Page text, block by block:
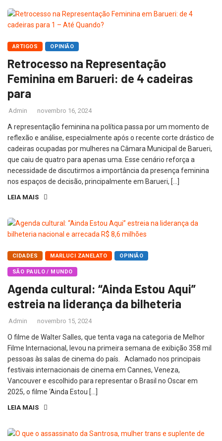
ARTIGOS OPINIÃO
Retrocesso na Representação
Feminina em Barueri: de 4 cadeiras
para
Admin novembro 16, 2024
A representação feminina na política passa por um momento de
reflexão e análise, especialmente após o recente corte drástico de
cadeiras ocupadas por mulheres na Câmara Municipal de Barueri,
que caiu de quatro para apenas uma. Esse cenário reforça a
necessidade de discutirmos a importância da presença feminina
nos espaços de decisão, principalmente em Barueri, […]
LEIA MAIS
CIDADES MARLUCI ZANELATO OPINIÃO
SÃO PAULO / MUNDO
Agenda cultural: “Ainda Estou Aqui”
estreia na liderança da bilheteria
Admin novembro 15, 2024
O filme de Walter Salles, que tenta vaga na categoria de Melhor
Filme Internacional, levou na primeira semana de exibição 358 mil
pessoas às salas de cinema do país. Aclamado nos principais
festivais internacionais de cinema em Cannes, Veneza,
Vancouver e escolhido para representar o Brasil no Oscar em
2025, o filme ‘Ainda Estou […]
LEIA MAIS